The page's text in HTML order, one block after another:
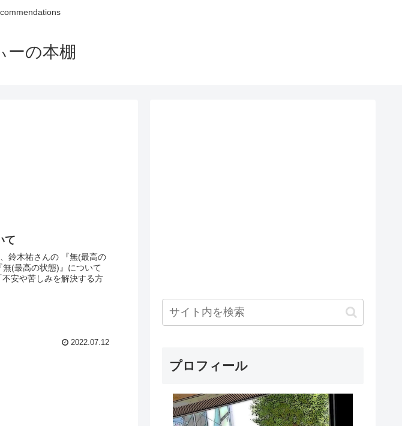
ーの本棚
て
鈴木祐さんの 『無(最高の
(最高の状態)』について
安や苦しみを解決する方
2022.07.12
プロフィール